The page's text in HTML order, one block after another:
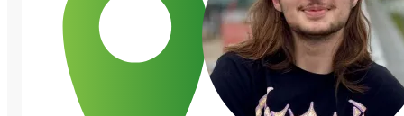
animaux également. je ne fume pas, et
bois très occasionnelement. Je travaille
depuis la maison, et je sors lorsque j'ai des
meetings à l'extérieur ou des soirées
networking/buisness. Je n'ai pas de
quartier de préférence dans Paris.